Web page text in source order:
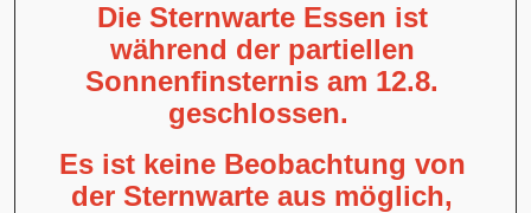
Die Sternwarte Essen ist
während der partiellen
Sonnenfinsternis am 12.8.
geschlossen.
Es ist keine Beobachtung von
der Sternwarte aus möglich,